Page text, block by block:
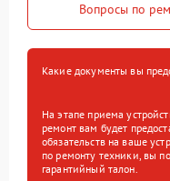
Вопросы по
Какие документы вы
На этапе приема
ремонт вам будет
обязательств на ваше
по ремонту техники, вы
гарантийный талон.